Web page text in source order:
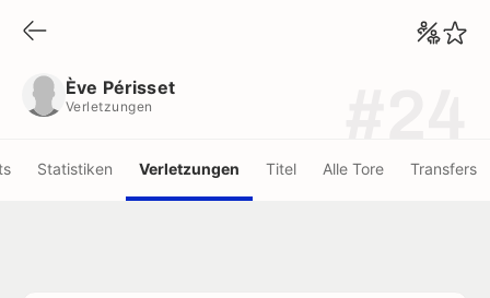
Ève Périsset
Verletzungen
Statistiken Verletzungen Titel Alle Tore Transfers